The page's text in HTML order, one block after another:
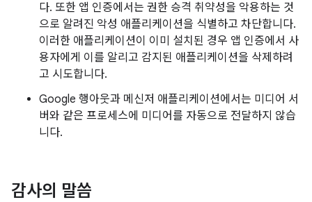
다. 또한 앱 인증에서는 권한 승격 취약성을 악용하는 것
으로 알려진 악성 애플리케이션을 식별하고 차단합니다.
이러한 애플리케이션이 이미 설치된 경우 앱 인증에서 사
용자에게 이를 알리고 감지된 애플리케이션을 삭제하려
고 시도합니다.
Google 행아웃과 메신저 애플리케이션에서는 미디어 서
버와 같은 프로세스에 미디어를 자동으로 전달하지 않습
니다.
감사의 말씀